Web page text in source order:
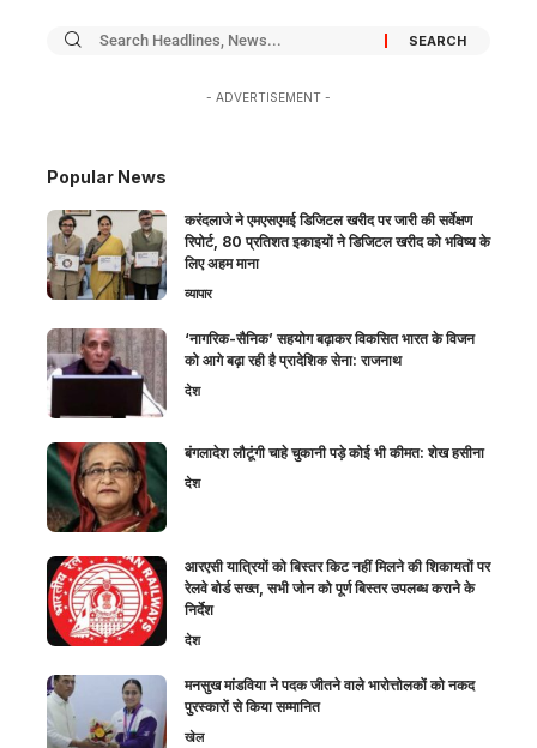
- ADVERTISEMENT -
Popular News
करंदलाजे ने एमएसएमई डिजिटल खरीद पर जारी की सर्वेक्षण
रिपोर्ट, 80 प्रतिशत इकाइयों ने डिजिटल खरीद को भविष्य के
लिए अहम माना
व्यापार
‘नागरिक-सैनिक’ सहयोग बढ़ाकर विकसित भारत के विजन
को आगे बढ़ा रही है प्रादेशिक सेना: राजनाथ
देश
बंगलादेश लौटूंगी चाहे चुकानी पड़े कोई भी कीमत: शेख हसीना
देश
आरएसी यात्रियों को बिस्तर किट नहीं मिलने की शिकायतों पर
रेलवे बोर्ड सख्त, सभी जोन को पूर्ण बिस्तर उपलब्ध कराने के
निर्देश
देश
मनसुख मांडविया ने पदक जीतने वाले भारोत्तोलकों को नकद
पुरस्कारों से किया सम्मानित
खेल